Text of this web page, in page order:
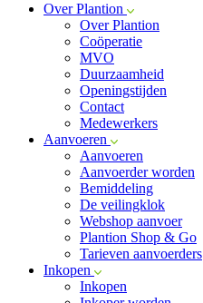
Over Plantion
Over Plantion
Coöperatie
MVO
Duurzaamheid
Openingstijden
Contact
Medewerkers
Aanvoeren
Aanvoeren
Aanvoerder worden
Bemiddeling
De veilingklok
Webshop aanvoer
Plantion Shop & Go
Tarieven aanvoerders
Inkopen
Inkopen